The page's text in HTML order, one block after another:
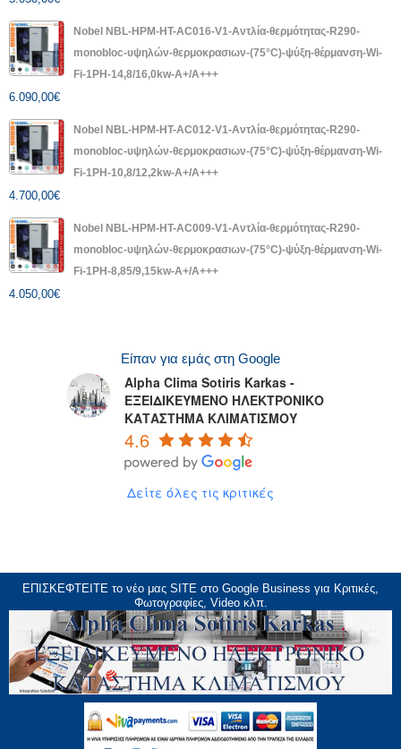
Nobel NBL-HPM-HT-AC016-V1-Αντλία-θερμότητας-R290-
monobloc-υψηλών-θερμοκρασιων-(75°C)-ψύξη-θέρμανση-Wi-
Fi-1PH-14,8/16,0kw-A+/A+++
6.090,00€
Nobel NBL-HPM-HT-AC012-V1-Αντλία-θερμότητας-R290-
monobloc-υψηλών-θερμοκρασιων-(75°C)-ψύξη-θέρμανση-Wi-
Fi-1PH-10,8/12,2kw-A+/A+++
4.700,00€
Nobel NBL-HPM-HT-AC009-V1-Αντλία-θερμότητας-R290-
monobloc-υψηλών-θερμοκρασιων-(75°C)-ψύξη-θέρμανση-Wi-
Fi-1PH-8,85/9,15kw-A+/A+++
4.050,00€
Είπαν για εμάς στη Google
Alpha Clima Sotiris Karkas -
ΕΞΕΙΔΙΚΕΥΜΕΝΟ ΗΛΕΚΤΡΟΝΙΚΟ
ΚΑΤΑΣΤΗΜΑ ΚΛΙΜΑΤΙΣΜΟΥ
4.6
Δείτε όλες τις κριτικές
ΕΠΙΣΚΕΦΤΕΙΤΕ το νέο μας SITE στο Google Business για Κριτικές,
Φωτογραφίες, Video κλπ.